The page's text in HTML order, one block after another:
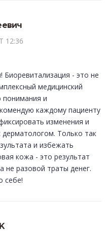
12:36
- это не
медицинский
понимания и
каждому пациенту
изменения и
дерматологом. Только так
и избежать
кожа - это результат
не разовой траты денег.
себе!